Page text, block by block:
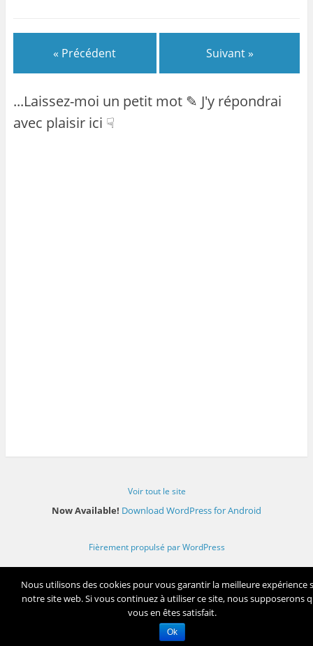
« Précédent Suivant »
...Laissez-moi un petit mot ✎ J'y répondrai
avec plaisir ici ☟
Voir tout le site
Now Available! Download WordPress for Android
Fièrement propulsé par WordPress
Nous utilisons des cookies pour vous garantir la meilleure expérience
notre site web. Si vous continuez à utiliser ce site, nous supposerons
vous en êtes satisfait.
Ok